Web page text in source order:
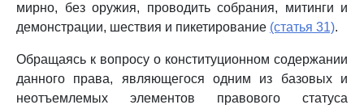
мирно, без оружия, проводить собрания, митинги и
демонстрации, шествия и пикетирование (статья 31).
Обращаясь к вопросу о конституционном содержании
данного права, являющегося одним из базовых и
неотъемлемых элементов правового статуса